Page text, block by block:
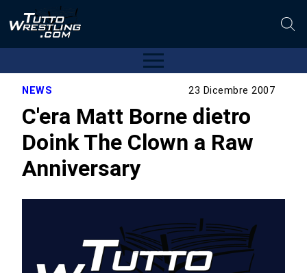
NEWS 23 Dicembre 2007
C'era Matt Borne dietro
Doink The Clown a Raw
Anniversary